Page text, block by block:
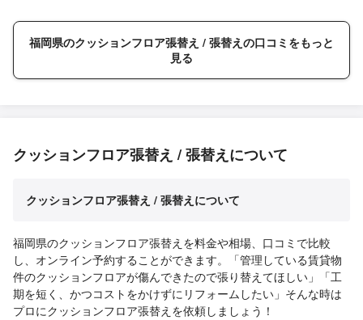
福岡県のクッションフロア張替え / 張替えの口コミをもっと
見る
クッションフロア張替え / 張替えについて
クッションフロア張替え / 張替えについて
福岡県のクッションフロア張替えを料金や相場、口コミで比較
し、オンライン予約することができます。「管理している賃貸物
件のクッションフロアが傷んできたので張り替えてほしい」「工
期を短く、かつコストをかけずにリフォームしたい」そんな時は
プロにクッションフロア張替えを依頼しましょう！